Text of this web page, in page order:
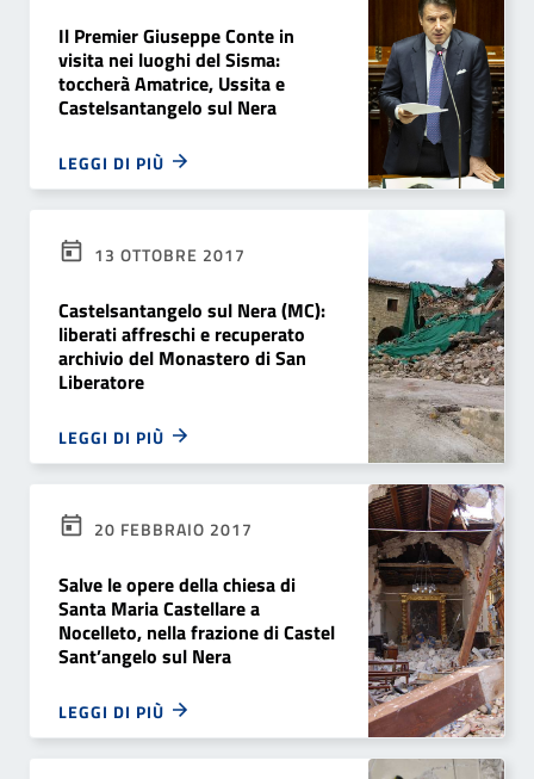
Il Premier Giuseppe Conte in
visita nei luoghi del Sisma:
toccherà Amatrice, Ussita e
Castelsantangelo sul Nera
LEGGI DI PIÙ
13 OTTOBRE 2017
Castelsantangelo sul Nera (MC):
liberati affreschi e recuperato
archivio del Monastero di San
Liberatore
LEGGI DI PIÙ
20 FEBBRAIO 2017
Salve le opere della chiesa di
Santa Maria Castellare a
Nocelleto, nella frazione di Castel
Sant’angelo sul Nera
LEGGI DI PIÙ